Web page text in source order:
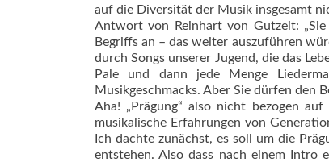
auf die Diversität der Musik insgesamt
Antwort von Reinhart von Gutzeit:
Begriffs an – das weiter auszuführen
durch Songs unserer Jugend, die das
Pale und dann jede Menge
Musikgeschmacks. Aber Sie ­dür­fen den
Aha! „Prägung“ also nicht bezogen
musikalische Erfahrungen von
Ich dachte zunächst, es soll um die
entstehen. Also dass nach einem Intro